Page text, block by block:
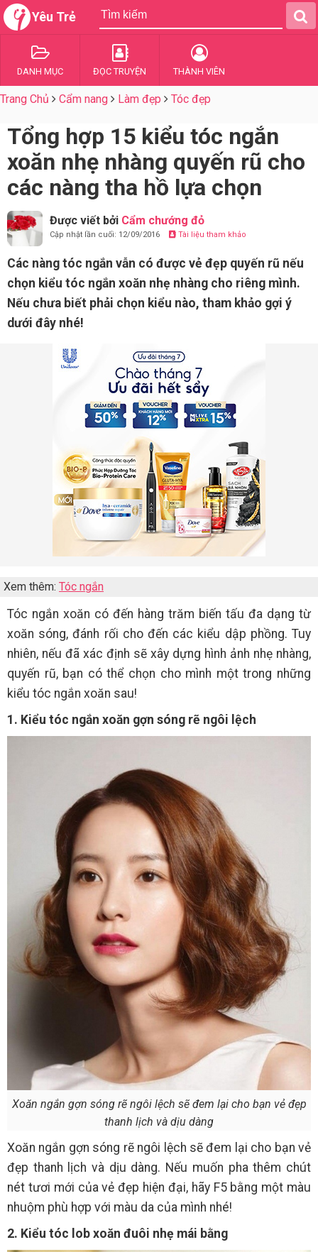
Yêu Trẻ
DANH MỤC ĐỌC TRUYỆN THÀNH VIÊN
Trang Chủ Cẩm nang Làm đẹp Tóc đẹp
Tổng hợp 15 kiểu tóc ngắn
xoăn nhẹ nhàng quyến rũ cho
các nàng tha hồ lựa chọn
Được viết bởi Cẩm chướng đỏ
Cập nhật lần cuối: 12/09/2016 Tài liệu tham khảo
Các nàng tóc ngắn vẫn có được vẻ đẹp quyến rũ nếu
chọn kiểu tóc ngắn xoăn nhẹ nhàng cho riêng mình.
Nếu chưa biết phải chọn kiểu nào, tham khảo gợi ý
dưới đây nhé!
Xem thêm: Tóc ngắn
Tóc ngắn xoăn có đến hàng trăm biến tấu đa dạng từ
xoăn sóng, đánh rối cho đến các kiểu dập phồng. Tuy
nhiên, nếu đã xác định sẽ xây dựng hình ảnh nhẹ nhàng,
quyến rũ, bạn có thể chọn cho mình một trong những
kiểu tóc ngắn xoăn sau!
1. Kiểu tóc ngắn xoăn gợn sóng rẽ ngôi lệch
Xoăn ngắn gợn sóng rẽ ngôi lệch sẽ đem lại cho bạn vẻ đẹp
thanh lịch và dịu dàng
Xoăn ngắn gợn sóng rẽ ngôi lệch sẽ đem lại cho bạn vẻ
đẹp thanh lịch và dịu dàng. Nếu muốn pha thêm chút
nét tươi mới của vẻ đẹp hiện đại, hãy F5 bằng một màu
nhuộm phù hợp với màu da của mình nhé!
2. Kiểu tóc lob xoăn đuôi nhẹ mái bằng